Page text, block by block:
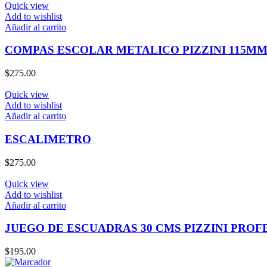
Quick view
Add to wishlist
Añadir al carrito
COMPAS ESCOLAR METALICO PIZZINI 115MM
$275.00
Quick view
Add to wishlist
Añadir al carrito
ESCALIMETRO
$275.00
Quick view
Add to wishlist
Añadir al carrito
JUEGO DE ESCUADRAS 30 CMS PIZZINI
$195.00